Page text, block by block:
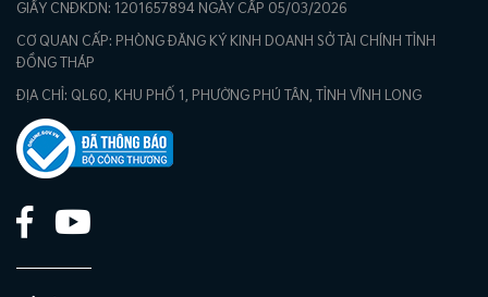
GIẤY CNĐKDN: 1201657894 NGÀY CẤP 05/03/2026
CƠ QUAN CẤP: PHÒNG ĐĂNG KÝ KINH DOANH SỞ TÀI CHÍNH TỈNH
ĐỒNG THÁP
ĐỊA CHỈ: QL60, KHU PHỐ 1, PHƯỜNG PHÚ TÂN, TỈNH VĨNH LONG